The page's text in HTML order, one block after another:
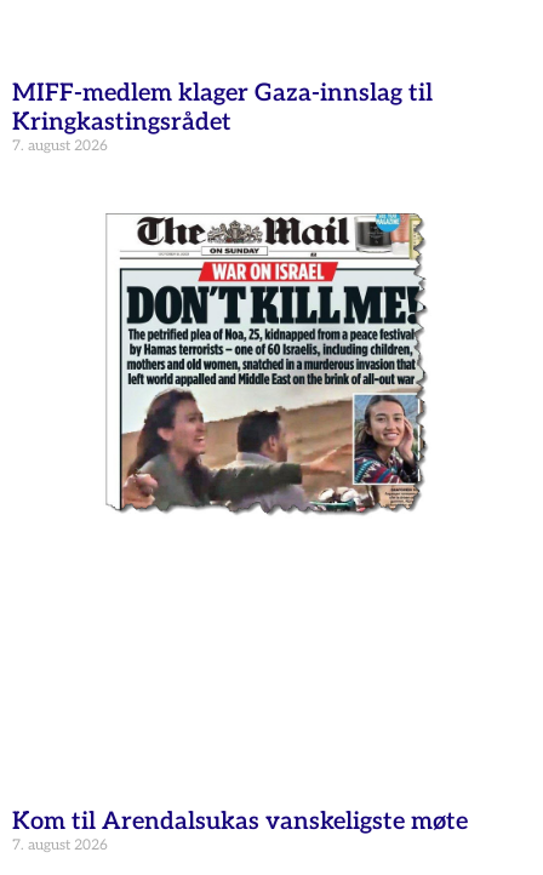
MIFF-medlem klager Gaza-innslag til
Kringkastingsrådet
7. august 2026
Kom til Arendalsukas vanskeligste møte
7. august 2026